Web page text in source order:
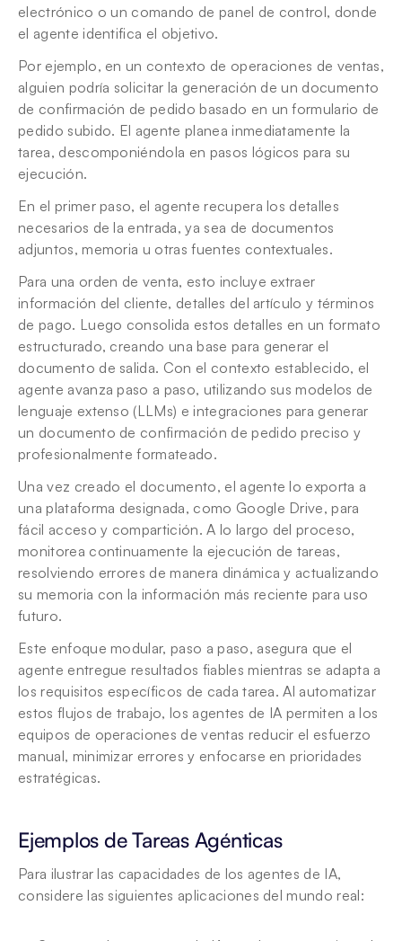
electrónico o un comando de panel de control, donde
el agente identifica el objetivo.
Por ejemplo, en un contexto de operaciones de ventas,
alguien podría solicitar la generación de un documento
de confirmación de pedido basado en un formulario de
pedido subido. El agente planea inmediatamente la
tarea, descomponiéndola en pasos lógicos para su
ejecución.
En el primer paso, el agente recupera los detalles
necesarios de la entrada, ya sea de documentos
adjuntos, memoria u otras fuentes contextuales.
Para una orden de venta, esto incluye extraer
información del cliente, detalles del artículo y términos
de pago. Luego consolida estos detalles en un formato
estructurado, creando una base para generar el
documento de salida. Con el contexto establecido, el
agente avanza paso a paso, utilizando sus modelos de
lenguaje extenso (LLMs) e integraciones para generar
un documento de confirmación de pedido preciso y
profesionalmente formateado.
Una vez creado el documento, el agente lo exporta a
una plataforma designada, como Google Drive, para
fácil acceso y compartición. A lo largo del proceso,
monitorea continuamente la ejecución de tareas,
resolviendo errores de manera dinámica y actualizando
su memoria con la información más reciente para uso
futuro.
Este enfoque modular, paso a paso, asegura que el
agente entregue resultados fiables mientras se adapta a
los requisitos específicos de cada tarea. Al automatizar
estos flujos de trabajo, los agentes de IA permiten a los
equipos de operaciones de ventas reducir el esfuerzo
manual, minimizar errores y enfocarse en prioridades
estratégicas.
Ejemplos de Tareas Agénticas
Para ilustrar las capacidades de los agentes de IA,
considere las siguientes aplicaciones del mundo real: